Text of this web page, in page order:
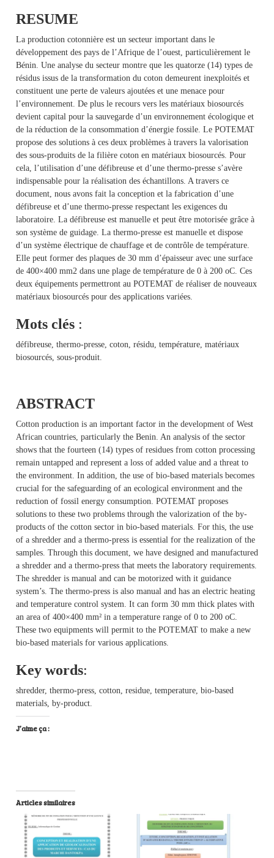
RESUME
La production cotonnière est un secteur important dans le
développement des pays de l’Afrique de l’ouest, particulièrement le
Bénin. Une analyse du secteur montre que les quatorze (14) types de
résidus issus de la transformation du coton demeurent inexploités et
constituent une perte de valeurs ajoutées et une menace pour
l’environnement. De plus le recours vers les matériaux biosourcés
devient capital pour la sauvegarde d’un environnement écologique et
de la réduction de la consommation d’énergie fossile. Le POTEMAT
propose des solutions à ces deux problèmes à travers la valorisation
des sous-produits de la filière coton en matériaux biosourcés. Pour
cela, l’utilisation d’une défibreuse et d’une thermo-presse s’avère
indispensable pour la réalisation des échantillons. A travers ce
document, nous avons fait la conception et la fabrication d’une
défibreuse et d’une thermo-presse respectant les exigences du
laboratoire. La défibreuse est manuelle et peut être motorisée grâce à
son système de guidage. La thermo-presse est manuelle et dispose
d’un système électrique de chauffage et de contrôle de température.
Elle peut former des plaques de 30 mm d’épaisseur avec une surface
de 400×400 mm2 dans une plage de température de 0 à 200 oC. Ces
deux équipements permettront au POTEMAT de réaliser de nouveaux
matériaux biosourcés pour des applications variées.
Mots clés :
défibreuse, thermo-presse, coton, résidu, température, matériaux
biosourcés, sous-produit.
ABSTRACT
Cotton production is an important factor in the development of West
African countries, particularly the Benin. An analysis of the sector
shows that the fourteen (14) types of residues from cotton processing
remain untapped and represent a loss of added value and a threat to
the environment. In addition, the use of bio-based materials becomes
crucial for the safeguarding of an ecological environment and the
reduction of fossil energy consumption. POTEMAT proposes
solutions to these two problems through the valorization of the by-
products of the cotton sector in bio-based materials. For this, the use
of a shredder and a thermo-press is essential for the realization of the
samples. Through this document, we have designed and manufactured
a shredder and a thermo-press that meets the laboratory requirements.
The shredder is manual and can be motorized with it guidance
system’s. The thermo-press is also manual and has an electric heating
and temperature control system. It can form 30 mm thick plates with
an area of 400×400 mm² in a temperature range of 0 to 200 oC.
These two equipments will permit to the POTEMAT to make a new
bio-based materials for various applications.
Key words:
shredder, thermo-press, cotton, residue, temperature, bio-based
materials, by-product.
J’aime ça :
Articles similaires